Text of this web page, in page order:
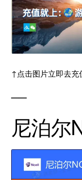
↑点击图片立即去
——
尼泊尔